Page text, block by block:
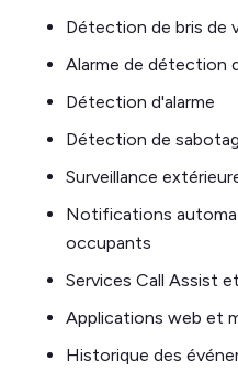
Détection de bris de
Alarme de détection
Détection d'alarme
Détection de
Surveillance
Notifications
occupants
Services Call Assist
Applications web et
Historique des